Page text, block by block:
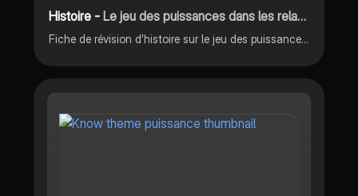
Histoire -Le jeu des puissances dans les relations internationales depuis 1945
Fiche de révision d’histoire sur le jeu des puissances dans les relations internationales depuis 1845.